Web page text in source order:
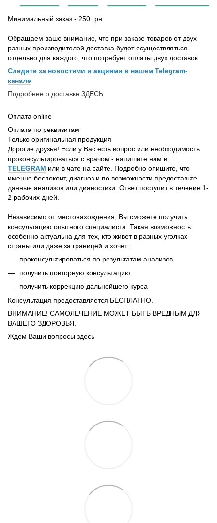
Минимальный заказ - 250 грн
Обращаем ваше внимание, что при заказе товаров от двух
разных производителей доставка будет осуществляться
отдельно для каждого, что потребует оплаты двух доставок.
Следите за новостями и акциями в нашем Telegram-
канале
Подробнее о доставке ЗДЕСЬ
Оплата online
Оплата по реквизитам
Только оригинальная продукция
Дорогие друзья! Если у Вас есть вопрос или необходимость
проконсультироваться с врачом - напишите нам в
TELEGRAM или в чате на сайте. Подробно опишите, что
именно беспокоит, диагноз и по возможности предоставьте
данные анализов или дианостики. Ответ поступит в течение 1-
2 рабочих дней.
Независимо от местонахождения, Вы сможете получить
консультацию опытного специалиста. Такая возможность
особенно актуальна для тех, кто живет в разных уголках
страны или даже за границей и хочет:
проконсультироваться по результатам анализов
получить повторную консультацию
получить коррекцию дальнейшего курса
Консультация предоставляется БЕСПЛАТНО.
ВНИМАНИЕ! САМОЛЕЧЕНИЕ МОЖЕТ БЫТЬ ВРЕДНЫМ ДЛЯ
ВАШЕГО ЗДОРОВЬЯ.
Ждем Ваши вопросы здесь